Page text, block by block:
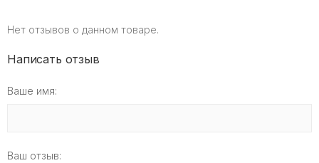
Нет отзывов о данном товаре.
Написать отзыв
Ваше имя:
Ваш отзыв: